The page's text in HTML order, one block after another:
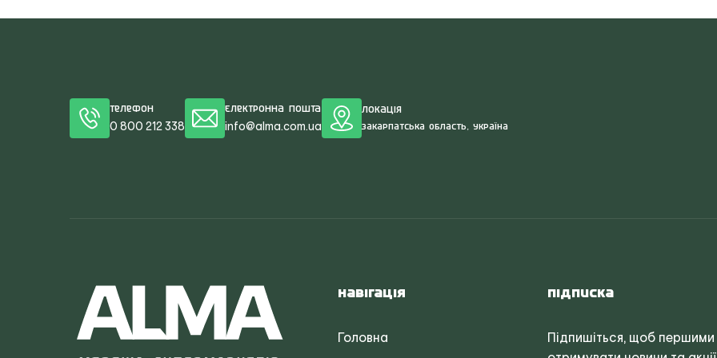
Телефон
0 800 212 338
Електронна пошта
info@alma.com.ua
Локація
Закарпатська область, Україна
Навігація
Головна
Підписка
Підпишіться, щоб першими